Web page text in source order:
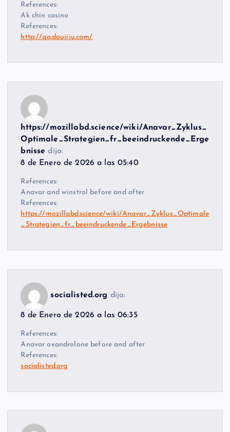
References:
Ak chin casino
References:
http://qa.doujiju.com/
https://mozillabd.science/wiki/Anavar_Zyklus_
Optimale_Strategien_fr_beeindruckende_Erge
bnisse dijo:
8 de Enero de 2026 a las 05:40
References:
Anavar and winstrol before and after
References:
https://mozillabd.science/wiki/Anavar_Zyklus_Optimale
_Strategien_fr_beeindruckende_Ergebnisse
socialisted.org dijo:
8 de Enero de 2026 a las 06:35
References:
Anavar oxandrolone before and after
References:
socialisted.org